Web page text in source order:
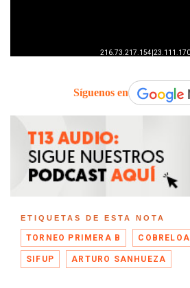
Síguenos en
ETIQUETAS DE ESTA NOTA
TORNEO PRIMERA B COBRELOA
SIFUP ARTURO SANHUEZA